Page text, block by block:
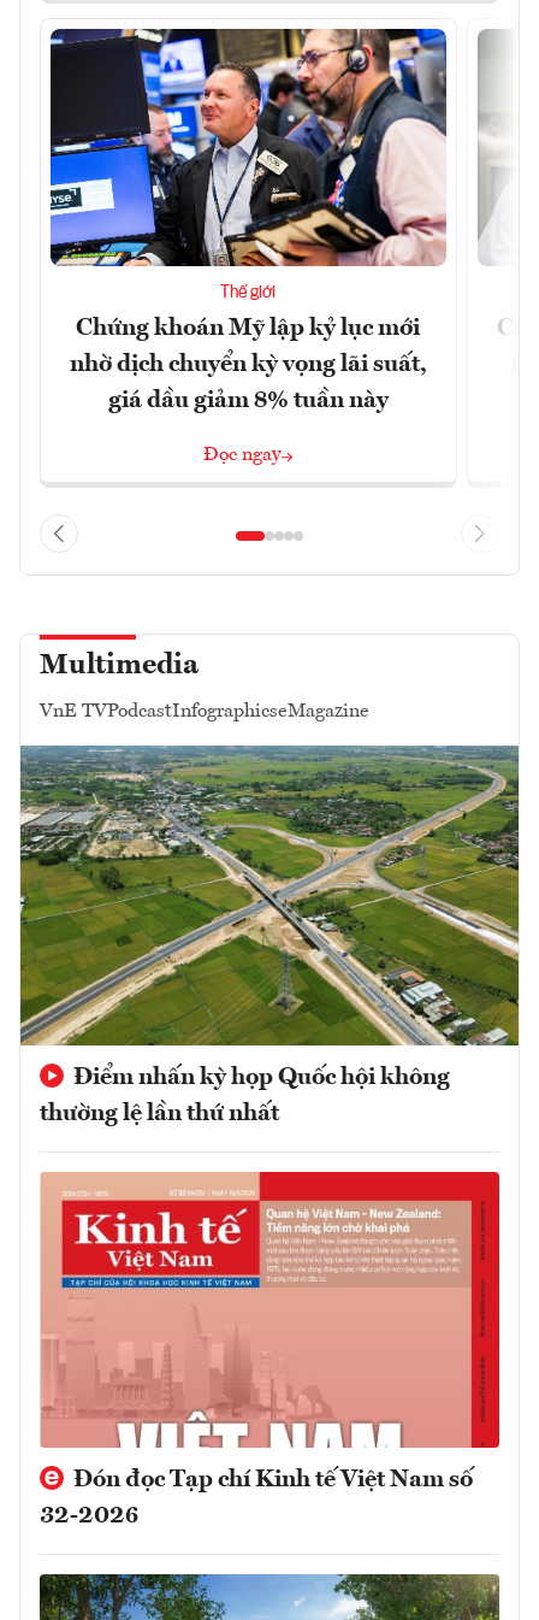
Thế giới
Chứng khoán Mỹ lập kỷ lục mới
nhờ dịch chuyển kỳ vọng lãi suất,
giá dầu giảm 8% tuần này
Đọc ngay
Multimedia
VnE TVPodcastInfographicseMagazine
Điểm nhấn kỳ họp Quốc hội không
thường lệ lần thứ nhất
Đón đọc Tạp chí Kinh tế Việt Nam số
32-2026